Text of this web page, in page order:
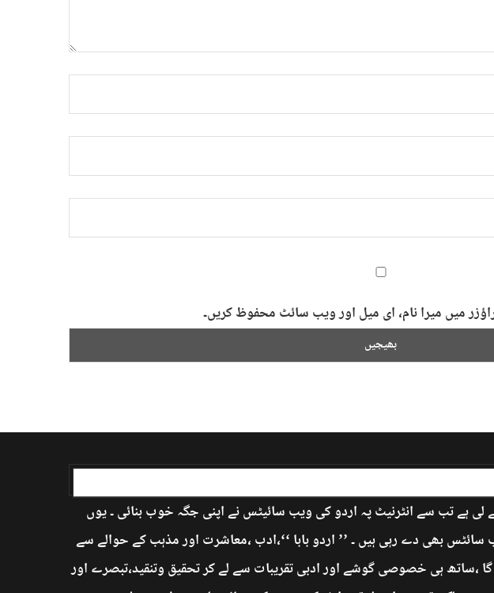
میں میرا نام، ای میل اور ویب سائٹ محفوظ کریں۔
لی ہے تب سے انٹرنیٹ پہ اردو کی ویب سائیٹس نے اپنی جگہ خوب بنائی ۔ یوں
بھی دے رہی ہیں ۔ ’’ اردو بابا ‘‘،ادب ،معاشرت اور مذہب کے حوالے سے
،ساتھ ہی خصوصی گوشے اور ادبی تقریبات سے لے کر تحقیق وتنقید،تبصرے اور